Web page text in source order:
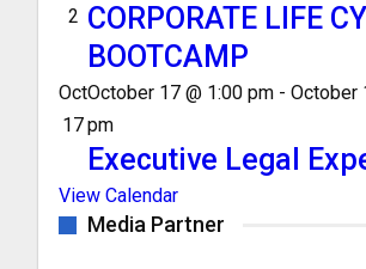
2 CORPORATE LIFE
BOOTCAMP
Oct
17
October 17 @ 1:00 pm - October
pm
Executive Legal
View Calendar
Media Partner